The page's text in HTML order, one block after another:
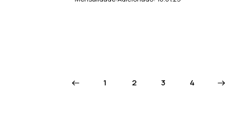
1 2 3 4